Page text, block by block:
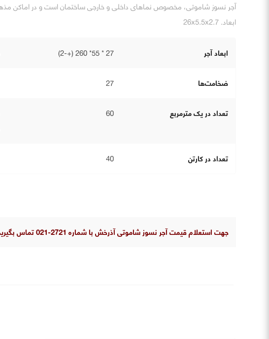
ابعاد. 26x5.5x2.7
ابعاد آجر 27 * 55* 260 (+-2)
ضخامت‌ها
27
تعداد در یک مترمربع
60
تعداد در کارتن
40
جهت استعلام قیمت آجر نسوز شاموتی آذرخش با شماره 2721-021 تماس بگیرید.